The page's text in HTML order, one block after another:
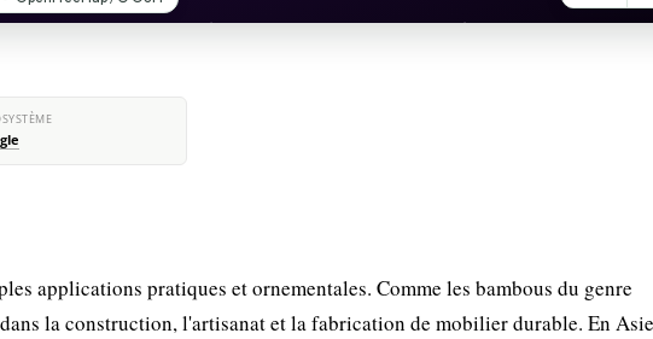
applications pratiques et ornementales. Comme les bambous du genre
la construction, l'artisanat et la fabrication de mobilier durable. En